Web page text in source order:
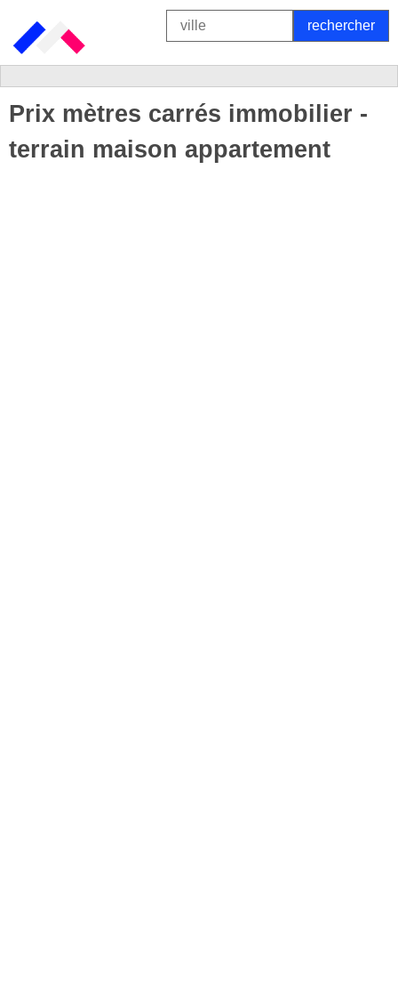
Prix mètres carrés immobilier -
terrain maison appartement